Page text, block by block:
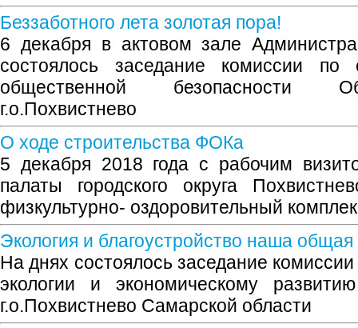
Беззаботного лета золотая пора!
6 декабря в актовом зале
состоялось заседание комиссии по
общественной безопасности
г.о.Похвистнево
О ходе строительства ФОКа
5 декабря 2018 года с рабочим
палаты городского округа
физкультурно- оздоровительный
Экология и благоустройство наша общая
На днях состоялось заседание
экологии и экономическому
г.о.Похвистнево Самарской области